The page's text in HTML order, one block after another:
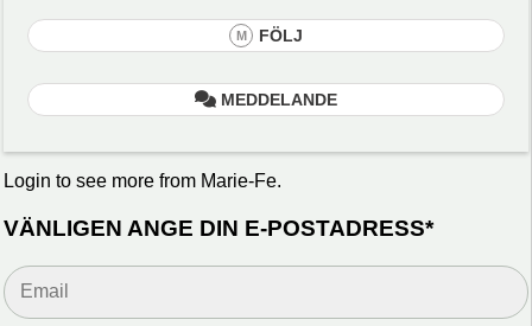
Login to see more from Marie-Fe.
VÄNLIGEN ANGE DIN E-POSTADRESS*
M FÖLJ
MEDDELANDE
är